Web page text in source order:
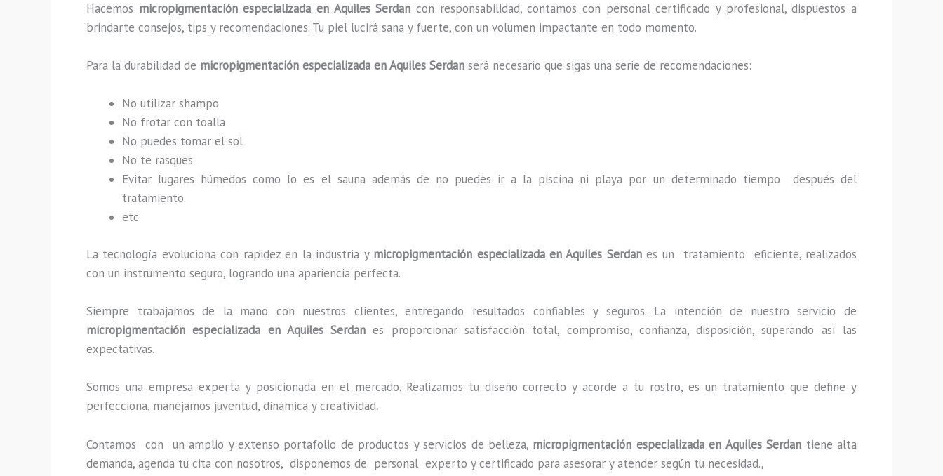
Hacemos micropigmentación especializada en Aquiles Serdan con responsabilidad, contamos con personal certificado y profesional, dispuestos a
brindarte consejos, tips y recomendaciones. Tu piel lucirá sana y fuerte, con un volumen impactante en todo momento.
Para la durabilidad de micropigmentación especializada en Aquiles Serdan será necesario que sigas una serie de recomendaciones:
No utilizar shampo
No frotar con toalla
No puedes tomar el sol
No te rasques
Evitar lugares húmedos como lo es el sauna además de no puedes ir a la piscina ni playa por un determinado tiempo después del
tratamiento.
etc
La tecnología evoluciona con rapidez en la industria y micropigmentación especializadaen Aquiles Serdanes un tratamiento eficiente, realizados
con un instrumento seguro, logrando una apariencia perfecta.
Siempre trabajamos de la mano con nuestros clientes, entregando resultados confiables y seguros. La intención de nuestro servicio de
micropigmentación especializada en Aquiles Serdanes proporcionar satisfacción total, compromiso, confianza, disposición, superando así las
expectativas.
Somos una empresa experta y posicionada en el mercado. Realizamos tu diseño correcto y acorde a tu rostro, es un tratamiento que define y
perfecciona, manejamos juventud, dinámica y creatividad.
Contamos con un amplio y extenso portafolio de productos y servicios de belleza, micropigmentación especializadaen Aquiles Serdan tiene alta
demanda, agenda tu cita con nosotros, disponemos de personal experto y certificado para asesorar y atender según tu necesidad.,